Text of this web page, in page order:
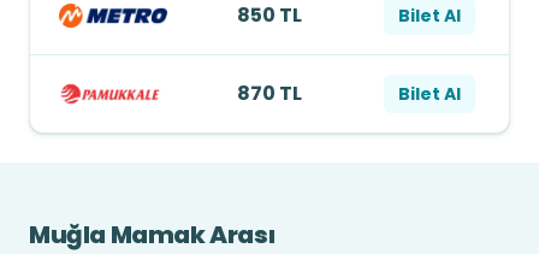
850 TL Bilet Al
870 TL Bilet Al
Muğla Mamak Arası